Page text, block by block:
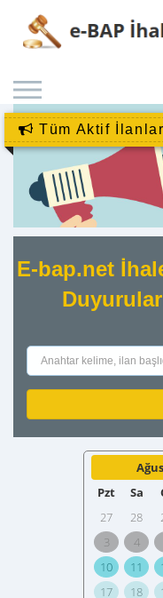
Tüm Aktif İlanlar
E-bap.net
Pzt
Sa
27
28
3
4
10
11
17
18